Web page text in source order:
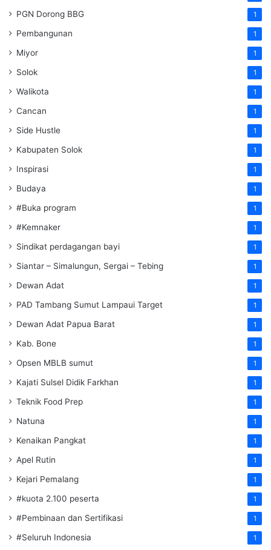
PGN Dorong BBG 1
Pembangunan 1
Miyor 1
Solok 1
Walikota 1
Cancan 1
Side Hustle 1
Kabupaten Solok 1
Inspirasi 1
Budaya 1
#Buka program 1
#Kemnaker 1
Sindikat perdagangan bayi 1
Siantar – Simalungun, Sergai – Tebing 1
Dewan Adat 1
PAD Tambang Sumut Lampaui Target 1
Dewan Adat Papua Barat 1
Kab. Bone 1
Opsen MBLB sumut 1
Kajati Sulsel Didik Farkhan 1
Teknik Food Prep 1
Natuna 1
Kenaikan Pangkat 1
Apel Rutin 1
Kejari Pemalang 1
#kuota 2.100 peserta 1
#Pembinaan dan Sertifikasi 1
#Seluruh Indonesia 1